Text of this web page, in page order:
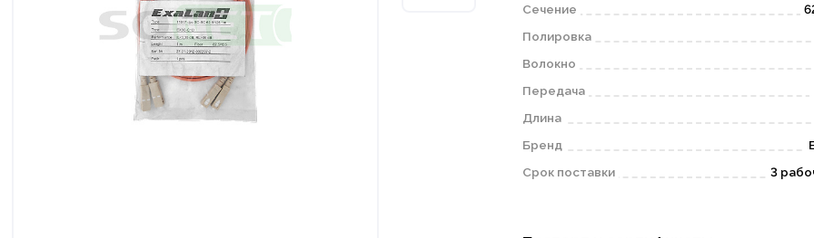
Сечение
Полировка
Волокно
Передача
Длина
Бренд
Срок поставки
3